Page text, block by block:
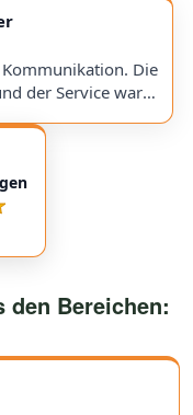
and pricing. I
While waiting for
fully informed. I
Die
der Service war
quickly, and the
and reliable.
den Bereichen: